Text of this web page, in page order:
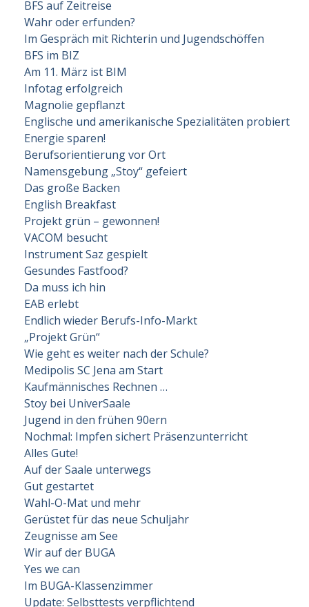
BFS auf Zeitreise
Wahr oder erfunden?
Im Gespräch mit Richterin und Jugendschöffen
BFS im BIZ
Am 11. März ist BIM
Infotag erfolgreich
Magnolie gepflanzt
Englische und amerikanische Spezialitäten probiert
Energie sparen!
Berufsorientierung vor Ort
Namensgebung „Stoy“ gefeiert
Das große Backen
English Breakfast
Projekt grün – gewonnen!
VACOM besucht
Instrument Saz gespielt
Gesundes Fastfood?
Da muss ich hin
EAB erlebt
Endlich wieder Berufs-Info-Markt
„Projekt Grün“
Wie geht es weiter nach der Schule?
Medipolis SC Jena am Start
Kaufmännisches Rechnen …
Stoy bei UniverSaale
Jugend in den frühen 90ern
Nochmal: Impfen sichert Präsenzunterricht
Alles Gute!
Auf der Saale unterwegs
Gut gestartet
Wahl-O-Mat und mehr
Gerüstet für das neue Schuljahr
Zeugnisse am See
Wir auf der BUGA
Yes we can
Im BUGA-Klassenzimmer
Update: Selbsttests verpflichtend